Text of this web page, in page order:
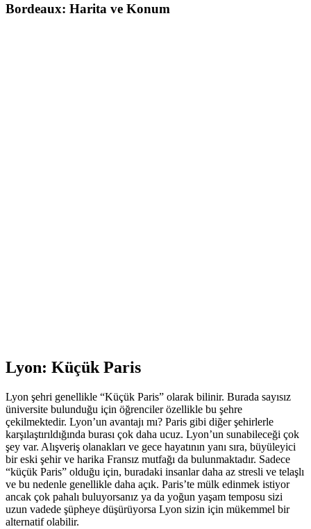
Bordeaux: Harita ve Konum
Lyon: Küçük Paris
Lyon şehri genellikle “Küçük Paris” olarak bilinir. Burada sayısız
üniversite bulunduğu için öğrenciler özellikle bu şehre
çekilmektedir. Lyon’un avantajı mı? Paris gibi diğer şehirlerle
karşılaştırıldığında burası çok daha ucuz. Lyon’un sunabileceği çok
şey var. Alışveriş olanakları ve gece hayatının yanı sıra, büyüleyici
bir eski şehir ve harika Fransız mutfağı da bulunmaktadır. Sadece
“küçük Paris” olduğu için, buradaki insanlar daha az stresli ve telaşlı
ve bu nedenle genellikle daha açık. Paris’te mülk edinmek istiyor
ancak çok pahalı buluyorsanız ya da yoğun yaşam temposu sizi
uzun vadede şüpheye düşürüyorsa Lyon sizin için mükemmel bir
alternatif olabilir.